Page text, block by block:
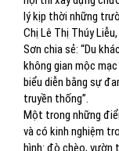
lý kịp thời những
Chị Lê Thị Thúy
Sơn chia sẻ: “Du
không gian mộc
biểu diễn bằng sự
truyền thống”.
Một trong những
và có kinh nghiệm
hình: đò chèo, vườn